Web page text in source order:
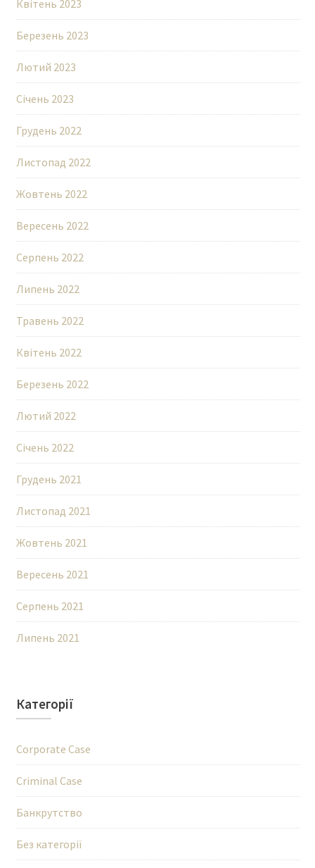
Квітень 2023
Березень 2023
Лютий 2023
Січень 2023
Грудень 2022
Листопад 2022
Жовтень 2022
Вересень 2022
Серпень 2022
Липень 2022
Травень 2022
Квітень 2022
Березень 2022
Лютий 2022
Січень 2022
Грудень 2021
Листопад 2021
Жовтень 2021
Вересень 2021
Серпень 2021
Липень 2021
Категорії
Corporate Case
Criminal Case
Банкрутство
Без категорії